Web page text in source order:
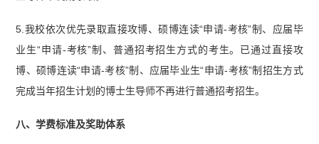
5.我校依次优先录取直接攻博、硕博连读“申请-考核”制、应届毕
业生“申请-考核”制、普通招考招生方式的考生。已通过直接攻
博、硕博连读“申请-考核”制、应届毕业生“申请-考核”制招生方式
完成当年招生计划的博士生导师不再进行普通招考招生。
八、学费标准及奖助体系